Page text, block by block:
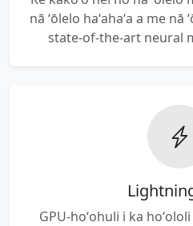
nā ʻōlelo haʻahaʻa a me
state-of-the-art neural
GPU-hoʻohuli i ka